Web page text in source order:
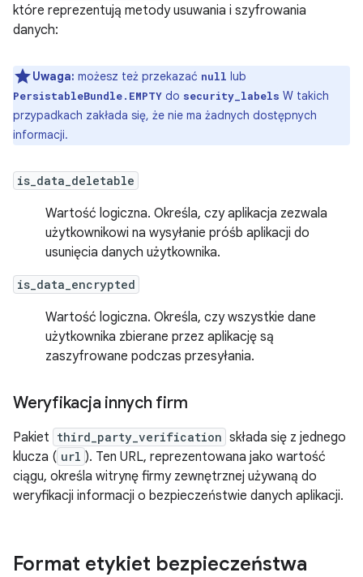
które reprezentują metody usuwania i szyfrowania
danych:
Uwaga: możesz też przekazać null lub
PersistableBundle.EMPTY do security_labels W takich
przypadkach zakłada się, że nie ma żadnych dostępnych
informacji.
is_data_deletable
Wartość logiczna. Określa, czy aplikacja zezwala
użytkownikowi na wysyłanie próśb aplikacji do
usunięcia danych użytkownika.
is_data_encrypted
Wartość logiczna. Określa, czy wszystkie dane
użytkownika zbierane przez aplikację są
zaszyfrowane podczas przesyłania.
Weryfikacja innych firm
Pakiet third_party_verification składa się z jednego
klucza ( url ). Ten URL, reprezentowana jako wartość
ciągu, określa witrynę firmy zewnętrznej używaną do
weryfikacji informacji o bezpieczeństwie danych aplikacji.
Format etykiet bezpieczeństwa